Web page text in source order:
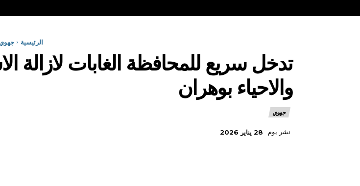
الرئيسية جهوي
تدخل سريع للمحافظة الغابات لازالة
والاحياء بوهران
جهوي
نشر يوم 28 يناير 2026